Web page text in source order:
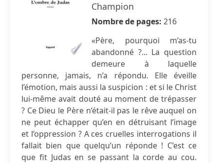
Champion
Nombre de pages: 216
«Père, pourquoi m’as-tu
abandonné ?... La question
demeure à laquelle
personne, jamais, n’a répondu. Elle éveille
l’émotion, mais aussi la suspicion : et si le Christ
lui-même avait douté au moment de trépasser
? Ce Dieu le Père n’était-il pas le rêve auquel on
ne peut échapper qu’en en détruisant l’image
et l’oppression ? A ces cruelles interrogations il
fallait bien que quelqu’un réponde ! C’est ce
que fit Judas en se passant la corde au cou.